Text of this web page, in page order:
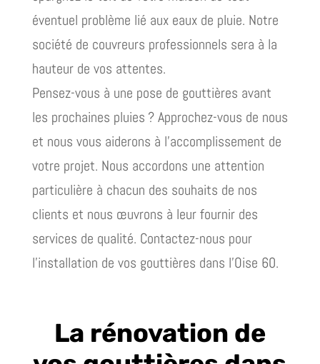
éventuel problème lié aux eaux de pluie. Notre
société de couvreurs professionnels sera à la
hauteur de vos attentes.
Pensez-vous à une pose de gouttières avant
les prochaines pluies ? Approchez-vous de nous
et nous vous aiderons à l’accomplissement de
votre projet. Nous accordons une attention
particulière à chacun des souhaits de nos
clients et nous œuvrons à leur fournir des
services de qualité. Contactez-nous pour
l’installation de vos gouttières dans l’Oise 60.
La rénovation de